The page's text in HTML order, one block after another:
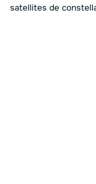
satellites de